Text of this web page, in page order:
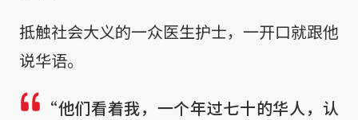
抵触社会大义的一众医生护士，一开口就跟他
说华语。
“他们看着我，一个年过七十的华人，认